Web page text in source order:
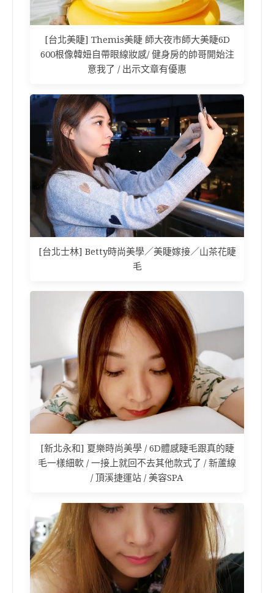
[台北美睫] Themis美睫 師大夜市師大美睫6D
600根像韓妞自帶眼線妝感/ 健身房的帥哥開始注
意我了 / 出示文章有優惠
[台北士林] Betty時尚美學／美睫嫁接／山茶花睫
毛
[新北永和] 夏樂時尚美學 / 6D體感睫毛跟真的睫
毛一樣細軟 / 一接上就回不去其他款式了 / 新蘆線
/ 頂溪捷運站 / 美容SPA